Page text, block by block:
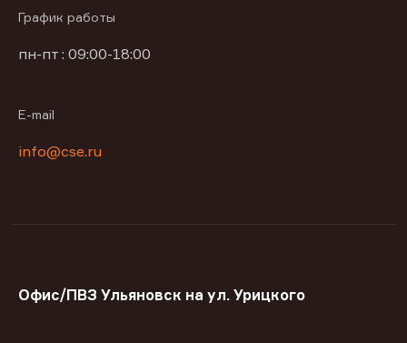
График работы
пн-пт : 09:00-18:00
E-mail
info@cse.ru
Офис/ПВЗ Ульяновск на ул. Урицкого